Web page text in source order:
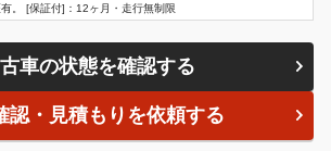
。 [保証付]：12ヶ月・走行無制限
車の状態を確認する
認・見積もりを依頼する